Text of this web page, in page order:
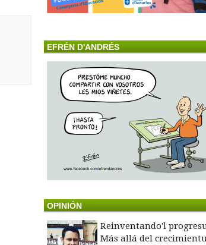
EFRÉN D'ANDRÉS
OPINIÓN
Reinventando'l
Más allá del